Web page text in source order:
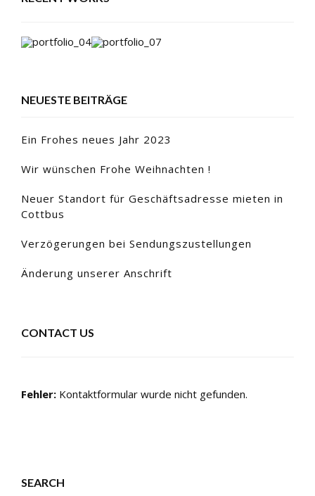
NEUESTE BEITRÄGE
Ein Frohes neues Jahr 2023
Wir wünschen Frohe Weihnachten !
Neuer Standort für Geschäftsadresse mieten in
Cottbus
Verzögerungen bei Sendungszustellungen
Änderung unserer Anschrift
CONTACT US
Fehler: Kontaktformular wurde nicht gefunden.
SEARCH